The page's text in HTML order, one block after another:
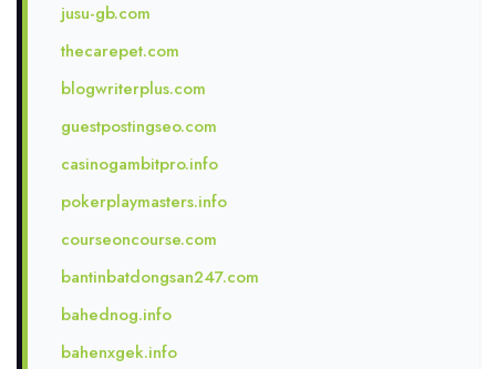
jusu-gb.com
thecarepet.com
blogwriterplus.com
guestpostingseo.com
casinogambitpro.info
pokerplaymasters.info
courseoncourse.com
bantinbatdongsan247.com
bahednog.info
bahenxgek.info